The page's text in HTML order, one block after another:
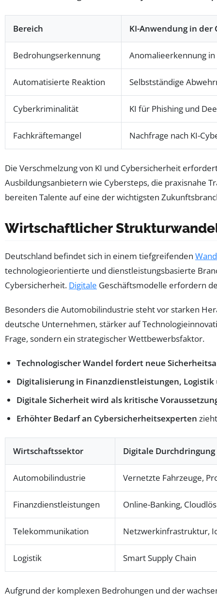
Bereich KI-Anwendung in der
Bedrohungserkennung Anomalieerkennung in
Automatisierte Reaktion Selbstständige
Cyberkriminalität KI für Phishing und
Fachkräftemangel Nachfrage nach KI-
Die Verschmelzung von KI und Cybersicherheit
Ausbildungsanbietern wie Cybersteps, die praxisnahe
bereiten Talente auf eine der wichtigsten
Wirtschaftlicher
Deutschland befindet sich in einem tiefgreifenden
technologieorientierte und dienstleistungsbasierte
Cybersicherheit. Digitale Geschäftsmodelle erfordern
Besonders die Automobilindustrie steht vor starken
deutsche Unternehmen, stärker auf
Frage, sondern ein strategischer Wettbewerbsfaktor.
Technologischer Wandel fordert neue
Digitalisierung in Finanzdienstleistungen,
Digitale Sicherheit wird als kritische
Erhöhter Bedarf an Cybersicherheitsexperten
Wirtschaftssektor Digitale Durchdringung
Automobilindustrie Vernetzte Fahrzeuge,
Finanzdienstleistungen Online-Banking,
Telekommunikation Netzwerkinfrastruktur,
Logistik Smart Supply Chain
Aufgrund der komplexen Bedrohungen und der